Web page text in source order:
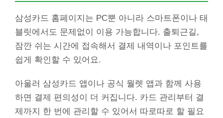
삼성카드 홈페이지는 PC뿐 아니라 스마트폰이나 태
블릿에서도 문제없이 이용 가능합니다. 출퇴근길,
잠깐 쉬는 시간에 접속해서 결제 내역이나 포인트를
쉽게 확인할 수 있어요.
아울러 삼성카드 앱이나 공식 월렛 앱과 함께 사용
하면 결제 편의성이 더 커집니다. 카드 관리부터 결
제까지 한 번에 관리할 수 있어서 따로따로 할 필요